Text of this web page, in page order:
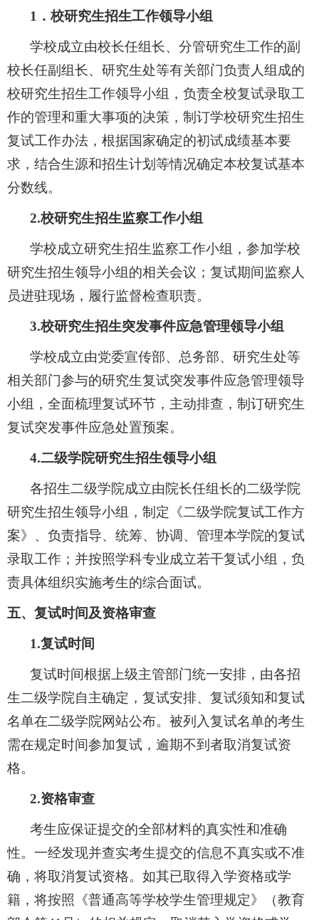
1 ．校研究生招生工作领导小组
学校成立由校长任组长、分管研究生工作的副
校长任副组长、研究生处等有关部门负责人组成的
校研究生招生工作领导小组，负责全校复试录取工
作的管理和重大事项的决策，制订学校研究生招生
复试工作办法，根据国家确定的初试成绩基本要
求，结合生源和招生计划等情况确定本校复试基本
分数线。
2.校研究生招生监察工作小组
学校成立研究生招生监察工作小组，参加学校
研究生招生领导小组的相关会议；复试期间监察人
员进驻现场，履行监督检查职责。
3.校研究生招生突发事件应急管理领导小组
学校成立由党委宣传部、总务部、研究生处等
相关部门参与的研究生复试突发事件应急管理领导
小组，全面梳理复试环节，主动排查，制订研究生
复试突发事件应急处置预案。
4.二级学院研究生招生领导小组
各招生二级学院成立由院长任组长的二级学院
研究生招生领导小组， 制定《二级学院复试工作方
案》、负责指导、统筹、协调、管理本学院的复试
录取工作；并按照学科专业成立若干复试小组，负
责具体组织实施考生的综合面试。
五、复试时间及资格审查
1.复试时间
复试时间根据上级主管部门统一安排，由各招
生二级学院自主确定，复试安排、复试须知和复试
名单在二级学院网站公布。被列入复试名单的考生
需在规定时间参加复试，逾期不到者取消复试资
格。
2.资格审查
考生应保证提交的全部材料的真实性和准确
性。一经发现并查实考生提交的信息不真实或不准
确，将取消复试资格。如其已取得入学资格或学
籍，将按照《普通高等学校学生管理规定》（教育